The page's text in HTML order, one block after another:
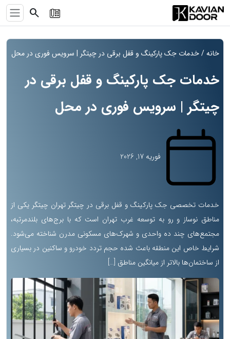
search
خانه/ خدمات جک پارکینگ و قفل برقی در چیتگر | سرویس فوری در محل
خدمات جک پارکینگ و قفل برقی در
چیتگر | سرویس فوری در محل
فوریه 17, 2026
خدمات تخصصی جک پارکینگ و قفل برقی در چیتگر تهران چیتگر یکی از
مناطق نوساز و رو به توسعه غرب تهران است که با برج‌های بلندمرتبه،
مجتمع‌های چند ده واحدی و شهرک‌های مسکونی مدرن شناخته می‌شود.
شرایط خاص این منطقه باعث شده حجم تردد خودرو و ساکنین در بسیاری
از ساختمان‌ها بالاتر از میانگین مناطق […]